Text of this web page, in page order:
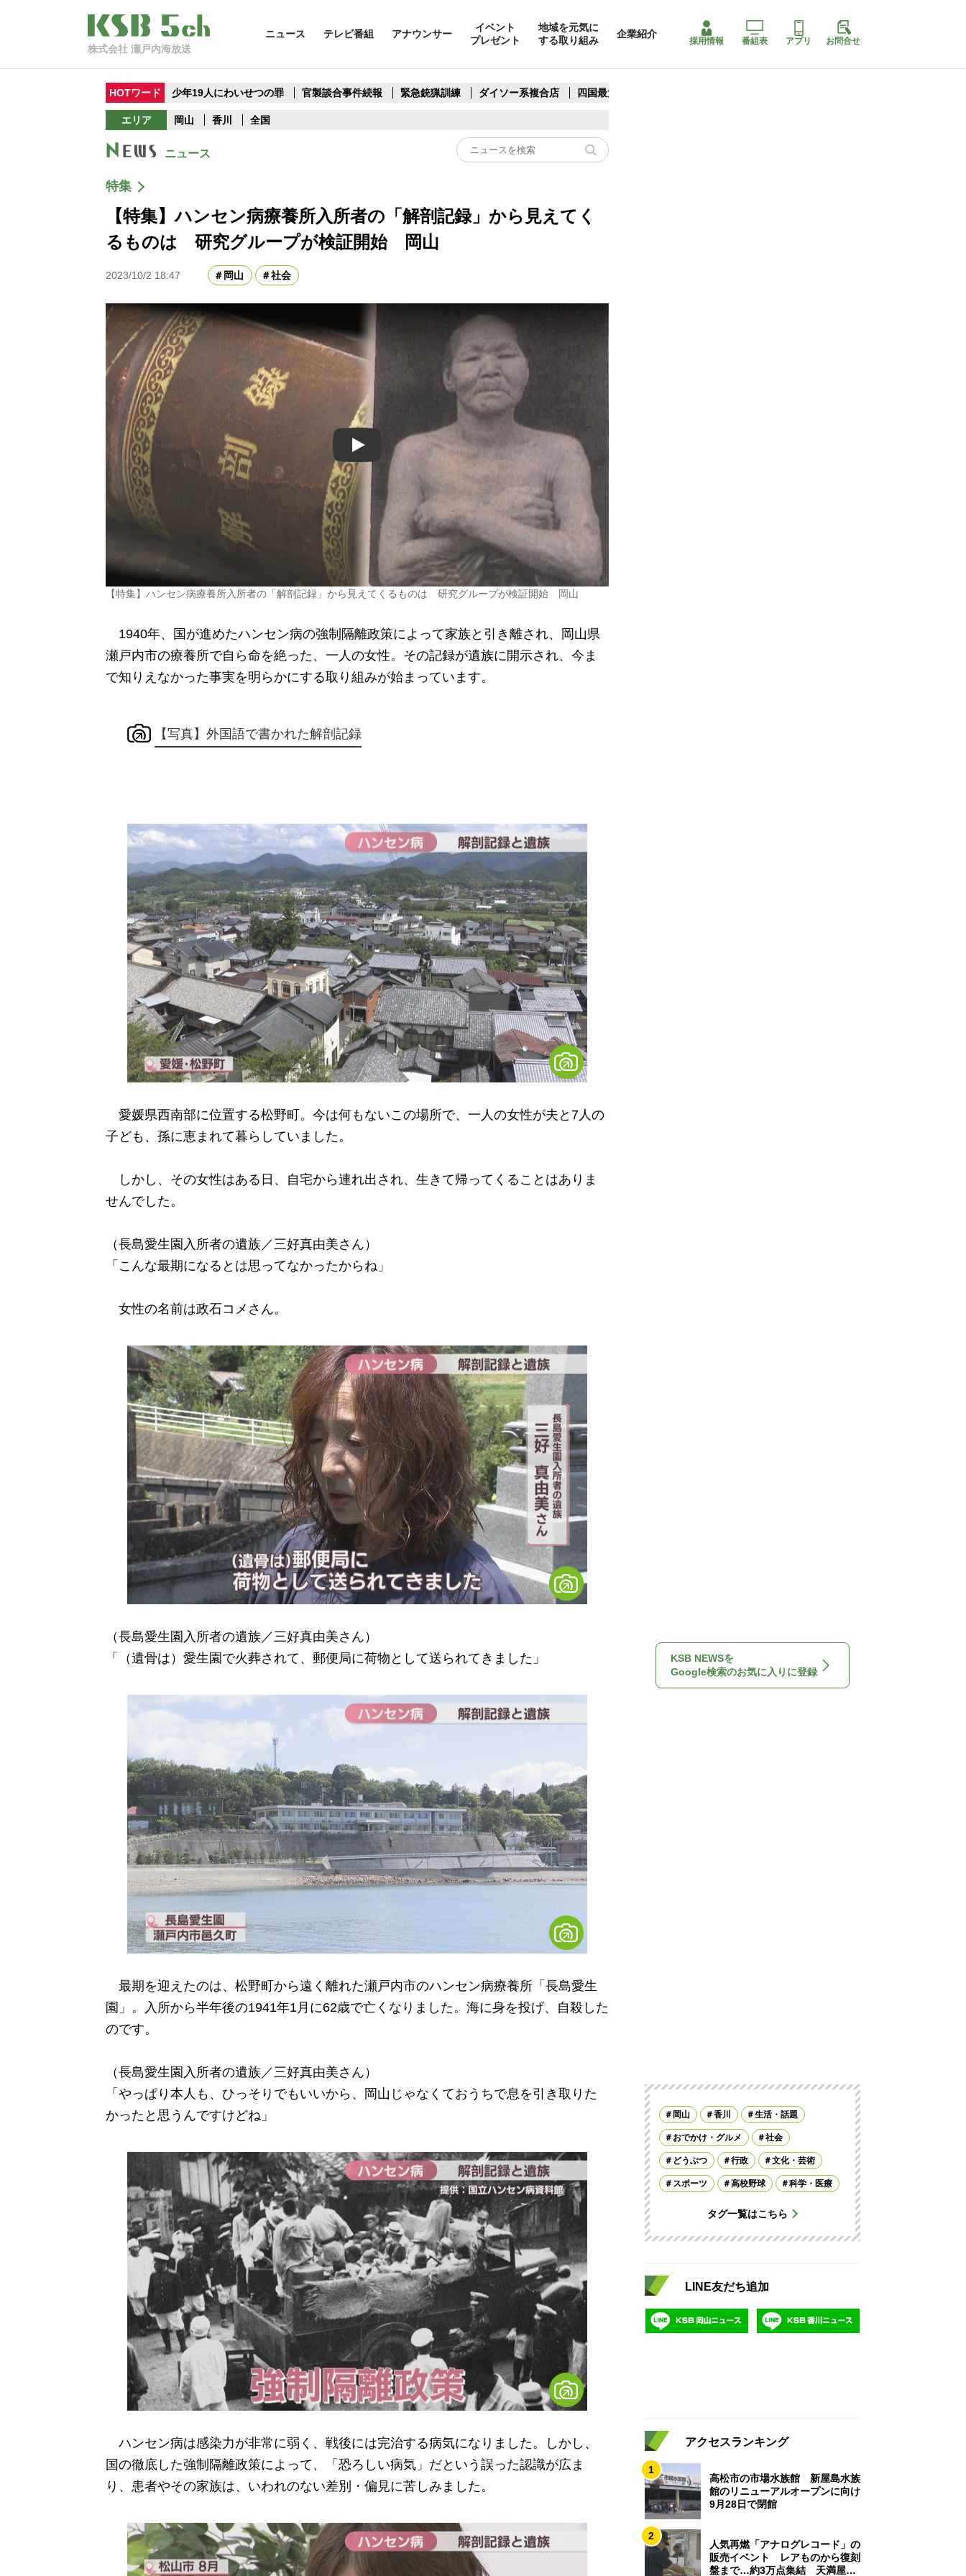
株式会社 瀬戸内海放送
ニュース テレビ番組 アナウンサー
イベント
プレゼント
地域を元気に
する取り組み
企業紹介
採用情報 番組表 アプリ お問合せ
HOTワード 少年19人にわいせつの罪 官製談合事件続報 緊急銃猟訓練 ダイソー系複合店 四国最大スリコ
エリア 岡山 香川 全国
ニュース
特集
【特集】ハンセン病療養所入所者の「解剖記録」から見えてく
るものは 研究グループが検証開始 岡山
2023/10/2 18:47 岡山 社会
Play
【特集】ハンセン病療養所入所者の「解剖記録」から見えてくるものは 研究グループが検証開始 岡山
1940年、国が進めたハンセン病の強制隔離政策によって家族と引き離され、岡山県
瀬戸内市の療養所で自ら命を絶った、一人の女性。その記録が遺族に開示され、今ま
で知りえなかった事実を明らかにする取り組みが始まっています。
【写真】外国語で書かれた解剖記録
愛媛県西南部に位置する松野町。今は何もないこの場所で、一人の女性が夫と7人の
子ども、孫に恵まれて暮らしていました。
しかし、その女性はある日、自宅から連れ出され、生きて帰ってくることはありま
せんでした。
（長島愛生園入所者の遺族／三好真由美さん）
「こんな最期になるとは思ってなかったからね」
女性の名前は政石コメさん。
（長島愛生園入所者の遺族／三好真由美さん）
「（遺骨は）愛生園で火葬されて、郵便局に荷物として送られてきました」
最期を迎えたのは、松野町から遠く離れた瀬戸内市のハンセン病療養所「長島愛生
園」。入所から半年後の1941年1月に62歳で亡くなりました。海に身を投げ、自殺した
のです。
（長島愛生園入所者の遺族／三好真由美さん）
「やっぱり本人も、ひっそりでもいいから、岡山じゃなくておうちで息を引き取りた
かったと思うんですけどね」
ハンセン病は感染力が非常に弱く、戦後には完治する病気になりました。しかし、
国の徹底した強制隔離政策によって、「恐ろしい病気」だという誤った認識が広ま
り、患者やその家族は、いわれのない差別・偏見に苦しみました。
KSB NEWSを
Google検索のお気に入りに登録
岡山 香川 生活・話題
おでかけ・グルメ 社会
どうぶつ 行政 文化・芸術
スポーツ 高校野球 科学・医療
タグ一覧はこちら
LINE友だち追加
アクセスランキング
1
高松市の市場水族館 新屋島水族
館のリニューアルオープンに向け
9月28日で閉館
2
人気再燃「アナログレコード」の
販売イベント レアものから復刻
盤まで…約3万点集結 天満屋岡